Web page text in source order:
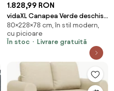
1.828,99 RON
vidaXL Canapea Verde deschis
228 x 78 x 80 cm Catifea
80×228×78 cm, în stil modern,
cu picioare
În stoc
Livrare gratuită